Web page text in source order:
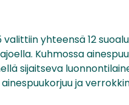
yhteensä 12
Kuhmossa
sijaitseva
ja